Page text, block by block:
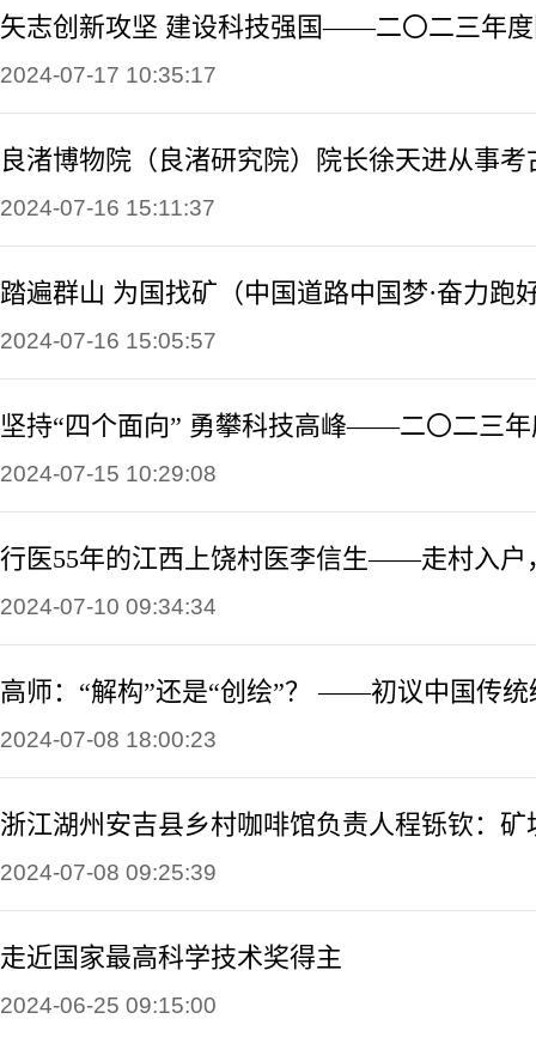
2024-07-17 10:35:17
2024-07-16 15:11:37
踏遍群山 为国找矿（中国道路中国梦·奋力跑
2024-07-16 15:05:57
2024-07-15 10:29:08
2024-07-10 09:34:34
2024-07-08 18:00:23
2024-07-08 09:25:39
走近国家最高科学技术奖得主
2024-06-25 09:15:00